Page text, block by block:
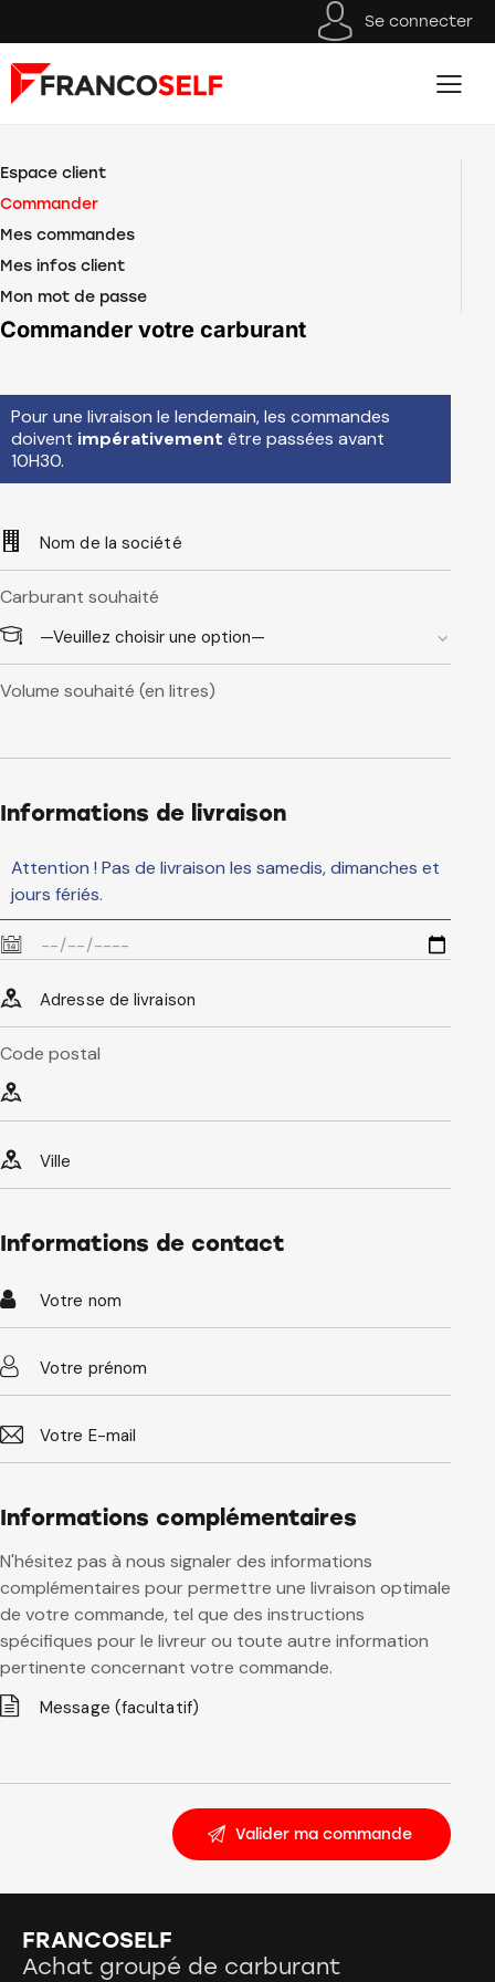
Se connecter
Espace client
Commander
Mes commandes
Mes infos client
Mon mot de passe
Commander votre carburant
Pour une livraison le lendemain, les commandes
doivent impérativement être passées avant
10H30.
Carburant souhaité
Volume souhaité (en litres)
Informations de livraison
Attention ! Pas de livraison les samedis, dimanches et
jours fériés.
Code postal
Informations de contact
Informations complémentaires
N'hésitez pas à nous signaler des informations
complémentaires pour permettre une livraison optimale
de votre commande, tel que des instructions
spécifiques pour le livreur ou toute autre information
pertinente concernant votre commande.
FRANCOSELF
Achat groupé de carburant